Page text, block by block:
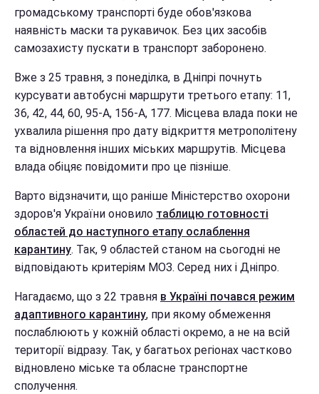
громадському транспорті буде обов'язкова
наявність маски та рукавичок. Без цих засобів
самозахисту пускати в транспорт заборонено.
Вже з 25 травня, з понеділка, в Дніпрі почнуть
курсувати автобусні маршрути третього етапу: 11,
36, 42, 44, 60, 95-А, 156-А, 177. Місцева влада поки не
ухвалила рішення про дату відкриття метрополітену
та відновлення інших міських маршрутів. Місцева
влада обіцяє повідомити про це пізніше.
Варто відзначити, що раніше Міністерство охорони
здоров'я України оновило таблицю готовності
областей до наступного етапу ослаблення
карантину. Так, 9 областей станом на сьогодні не
відповідають критеріям МОЗ. Серед них і Дніпро.
Нагадаємо, що з 22 травня в Україні почався режим
адаптивного карантину, при якому обмеження
послаблюють у кожній області окремо, а не на всій
території відразу. Так, у багатьох регіонах частково
відновлено міське та обласне транспортне
сполучення.